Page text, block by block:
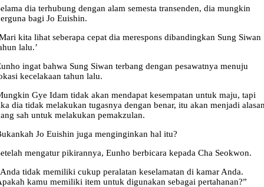
dia terhubung dengan alam semesta transenden, dia mungkin
bagi Jo Euishin.
kita lihat seberapa cepat dia merespons dibandingkan Sung Siwan
lalu.’
ingat bahwa Sung Siwan terbang dengan pesawatnya menuju
kecelakaan tahun lalu.
Gye Idam tidak akan mendapat kesempatan untuk maju, tapi
dia tidak melakukan tugasnya dengan benar, itu akan menjadi
sah untuk melakukan pemakzulan.
Jo Euishin juga menginginkan hal itu?
mengatur pikirannya, Eunho berbicara kepada Cha Seokwon.
tidak memiliki cukup peralatan keselamatan di kamar Anda.
kamu memiliki item untuk digunakan sebagai pertahanan?”